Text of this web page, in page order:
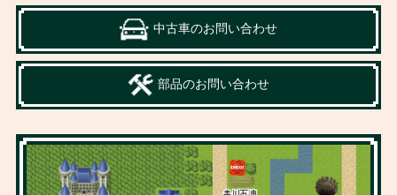
中古車のお問い合わせ
部品のお問い合わせ